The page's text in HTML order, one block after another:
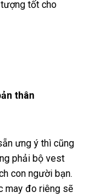
tốt cho
thân
ưng ý thì cũng
phải bộ vest
con người bạn.
may đo riêng sẽ